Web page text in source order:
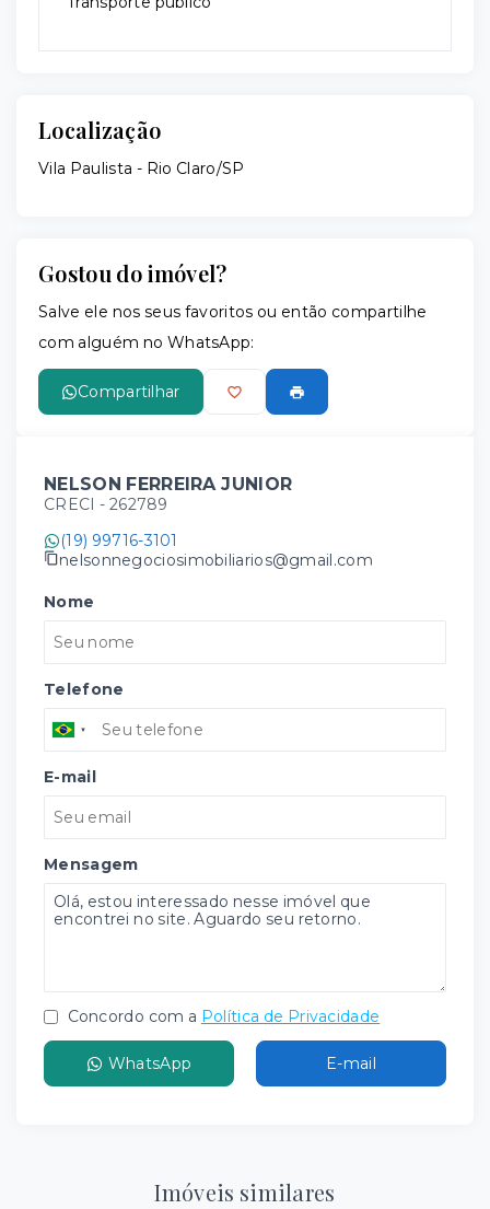
Localização
Vila Paulista - Rio Claro/SP
Gostou do imóvel?
Salve ele nos seus favoritos ou então compartilhe
com alguém no WhatsApp:
Compartilhar
NELSON FERREIRA JUNIOR
CRECI - 262789
(19) 99716-3101
nelsonnegociosimobiliarios@gmail.com
Nome
Telefone
E-mail
Mensagem
Concordo com a Política de Privacidade
WhatsApp E-mail
Imóveis similares